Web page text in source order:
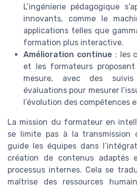
L’ingénierie pédagogique
innovants, comme le
applications telles que
formation plus interactive.
Amélioration continue : les
et les formateurs
mesure, avec des
évaluations pour mesurer
l’évolution des compétences
La mission du formateur en
se limite pas à la transmission
guide les équipes dans
création de contenus adaptés
processus internes. Cela se
maîtrise des ressources